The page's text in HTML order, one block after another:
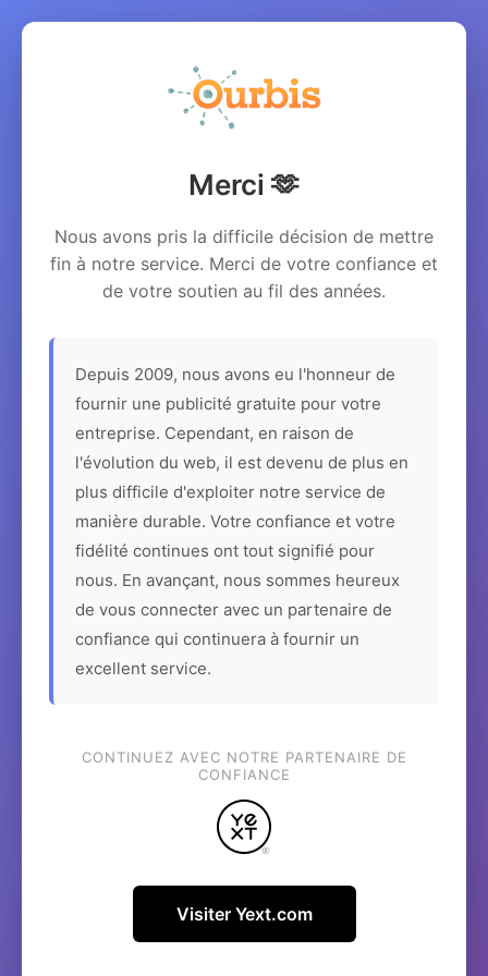
Merci 🫶
Nous avons pris la difficile décision de mettre
fin à notre service. Merci de votre confiance et
de votre soutien au fil des années.
Depuis 2009, nous avons eu l'honneur de
fournir une publicité gratuite pour votre
entreprise. Cependant, en raison de
l'évolution du web, il est devenu de plus en
plus difficile d'exploiter notre service de
manière durable. Votre confiance et votre
fidélité continues ont tout signifié pour
nous. En avançant, nous sommes heureux
de vous connecter avec un partenaire de
confiance qui continuera à fournir un
excellent service.
CONTINUEZ AVEC NOTRE PARTENAIRE DE
CONFIANCE
Visiter Yext.com